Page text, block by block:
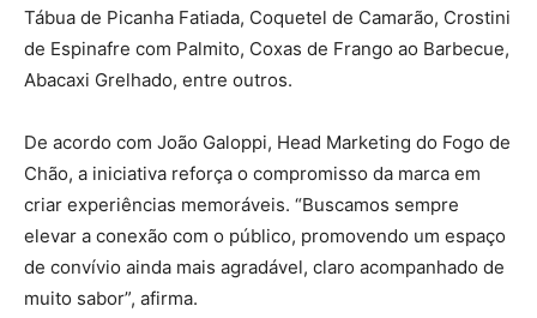
Tábua de Picanha Fatiada, Coquetel de Camarão, Crostini
de Espinafre com Palmito, Coxas de Frango ao Barbecue,
Abacaxi Grelhado, entre outros.
De acordo com João Galoppi, Head Marketing do Fogo de
Chão, a iniciativa reforça o compromisso da marca em
criar experiências memoráveis. “Buscamos sempre
elevar a conexão com o público, promovendo um espaço
de convívio ainda mais agradável, claro acompanhado de
muito sabor”, afirma.